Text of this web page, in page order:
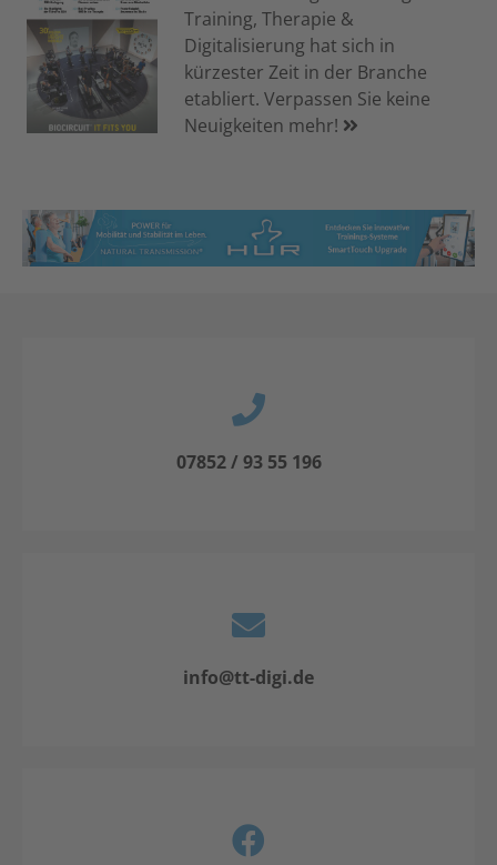
Training, Therapie &
Digitalisierung hat sich in
kürzester Zeit in der Branche
etabliert. Verpassen Sie keine
Neuigkeiten mehr!
07852 / 93 55 196
info@tt-digi.de